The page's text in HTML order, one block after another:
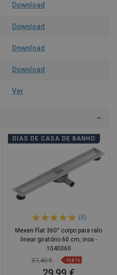
Download
Download
Download
Download
Ver
DIAS DE CASA DE BANHO
(4)
Mexen Flat 360° corpo para ralo
linear giratório 60 cm, inox -
1040060
37,40 € -19,81%